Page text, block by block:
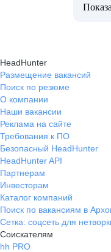
HeadHunter
Размещение вакансий
Поиск по резюме
О компании
Наши вакансии
Реклама на сайте
Требования к ПО
Безопасный HeadHunter
HeadHunter API
Партнерам
Инвесторам
Каталог компаний
Поиск по вакансиям в
Сетка: соцсеть для
Соискателям
hh PRO